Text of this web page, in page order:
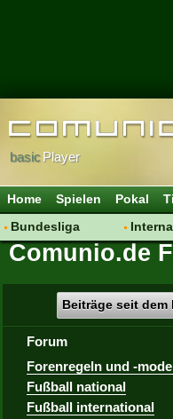
basicPlayer
Home Spielen Pokal
Bundesliga
Hot News
Spielanalyse
Vereinsdiskussion
Vereinsfragen
Comunio.de
Beiträge seit dem
Forum
Forenregeln und -
Fußball national
Fußball international